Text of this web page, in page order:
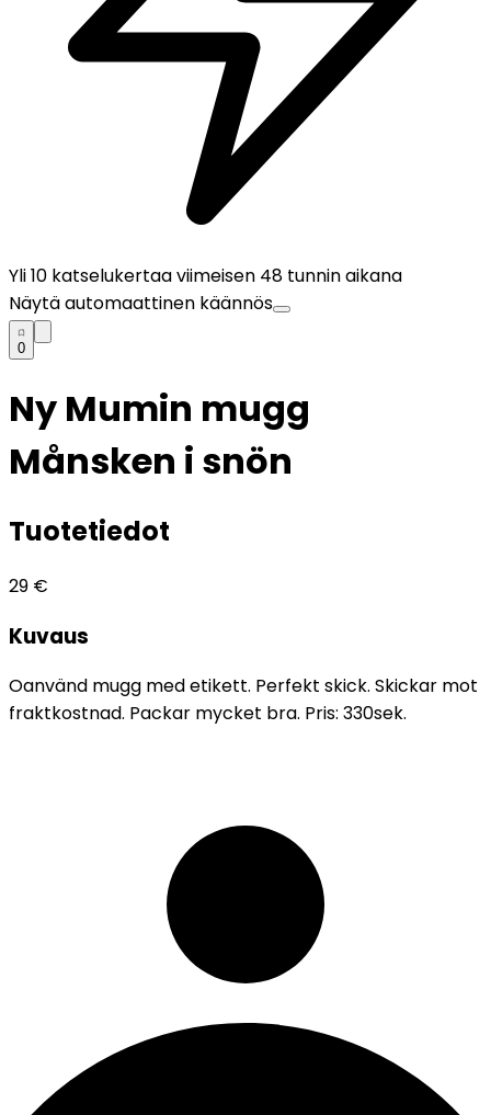
Yli10 katselukertaa viimeisen 48 tunnin aikana
Näytä automaattinen käännös
0
Ny Mumin mugg
Månsken i snön
Tuotetiedot
29 €
Kuvaus
Oanvänd mugg med etikett. Perfekt skick. Skickar mot
fraktkostnad. Packar mycket bra. Pris: 330sek.